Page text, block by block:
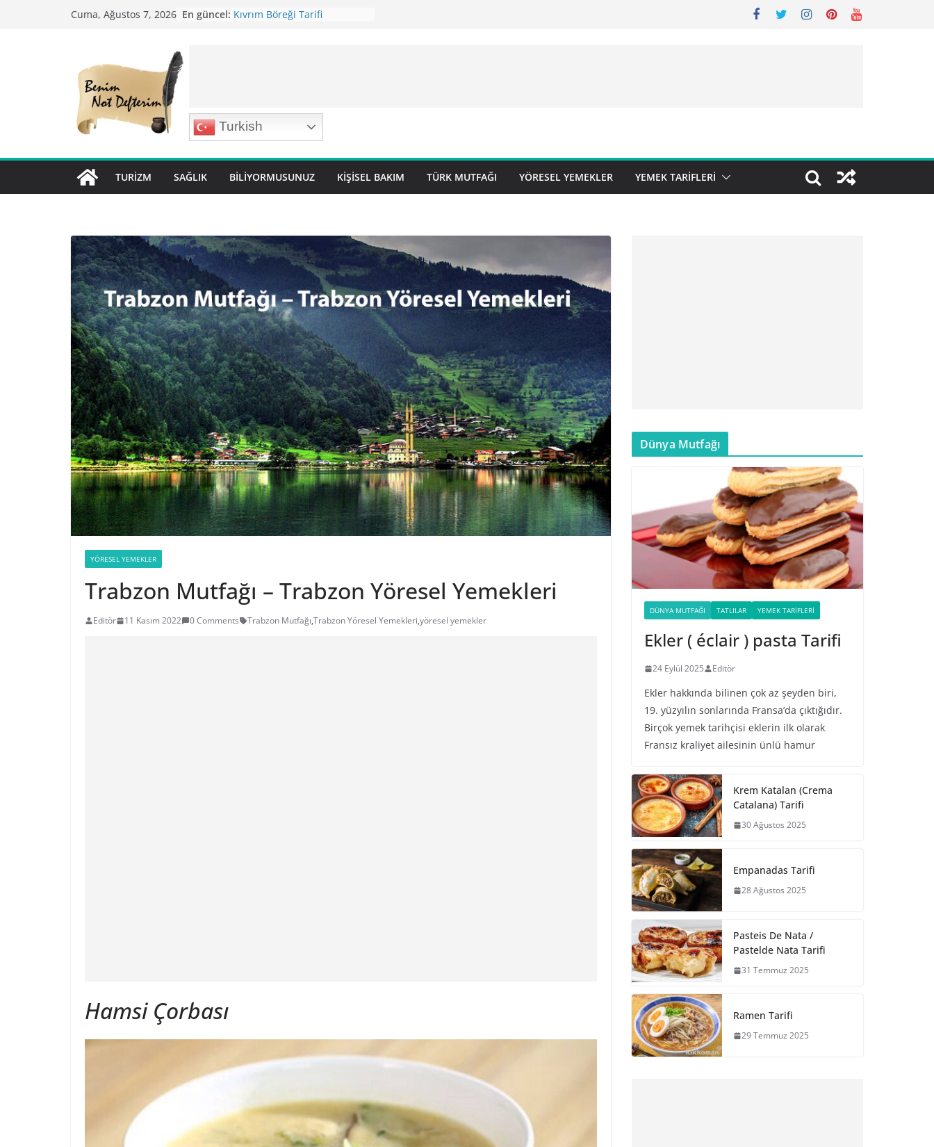
Cuma, Ağustos 7, 2026 En güncel: Kıvrım Böreği Tarifi
Turkish
TURIZM SAĞLIK BILIYORMUSUNUZ KIŞISEL BAKIM TÜRK MUTFAĞI YÖRESEL YEMEKLER YEMEK TARIFLERI
YÖRESEL YEMEKLER
Trabzon Mutfağı – Trabzon Yöresel Yemekleri
Editör 11 Kasım 2022 0 Comments Trabzon Mutfağı,Trabzon Yöresel Yemekleri,yöresel yemekler
Hamsi Çorbası
Dünya Mutfağı
DÜNYA MUTFAĞI TATLILAR YEMEK TARIFLERI
Ekler ( éclair ) pasta Tarifi
24 Eylül 2025 Editör
Ekler hakkında bilinen çok az şeyden biri,
19. yüzyılın sonlarında Fransa’da çıktığıdır.
Birçok yemek tarihçisi eklerin ilk olarak
Fransız kraliyet ailesinin ünlü hamur
Krem Katalan (Crema
Catalana) Tarifi
30 Ağustos 2025
Empanadas Tarifi
28 Ağustos 2025
Pasteis De Nata /
Pastelde Nata Tarifi
31 Temmuz 2025
Ramen Tarifi
29 Temmuz 2025